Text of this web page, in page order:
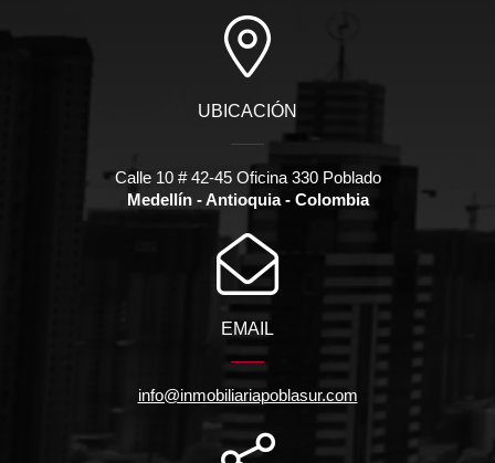
UBICACIÓN
Calle 10 # 42-45 Oficina 330 Poblado
Medellín - Antioquia - Colombia
EMAIL
info@inmobiliariapoblasur.com